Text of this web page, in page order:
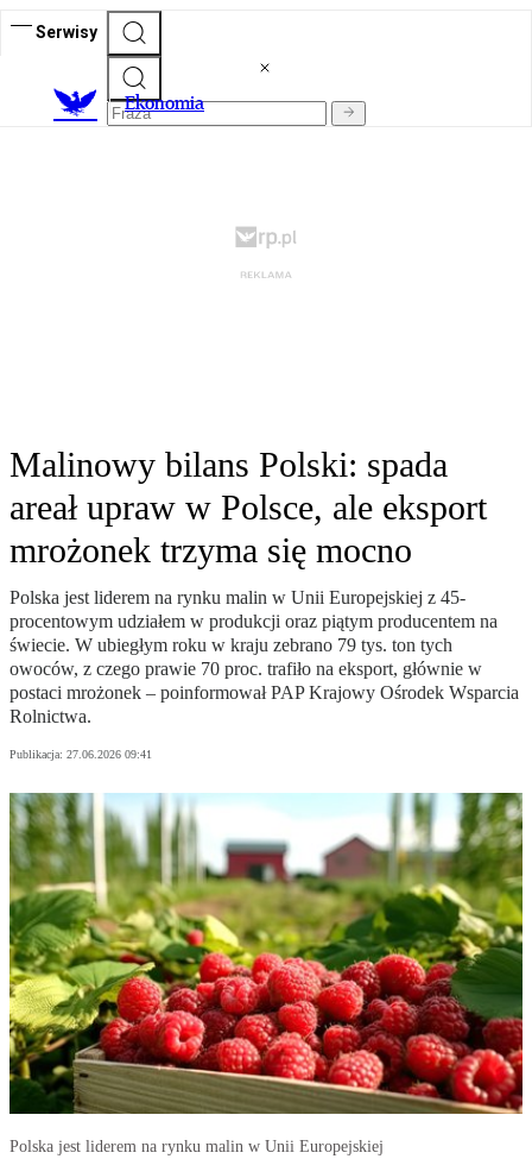
Serwisy
Ekonomia
Malinowy bilans Polski: spada
areał upraw w Polsce, ale eksport
mrożonek trzyma się mocno
Polska jest liderem na rynku malin w Unii Europejskiej z 45-
procentowym udziałem w produkcji oraz piątym producentem na
świecie. W ubiegłym roku w kraju zebrano 79 tys. ton tych
owoców, z czego prawie 70 proc. trafiło na eksport, głównie w
postaci mrożonek – poinformował PAP Krajowy Ośrodek Wsparcia
Rolnictwa.
Publikacja: 27.06.2026 09:41
Polska jest liderem na rynku malin w Unii Europejskiej